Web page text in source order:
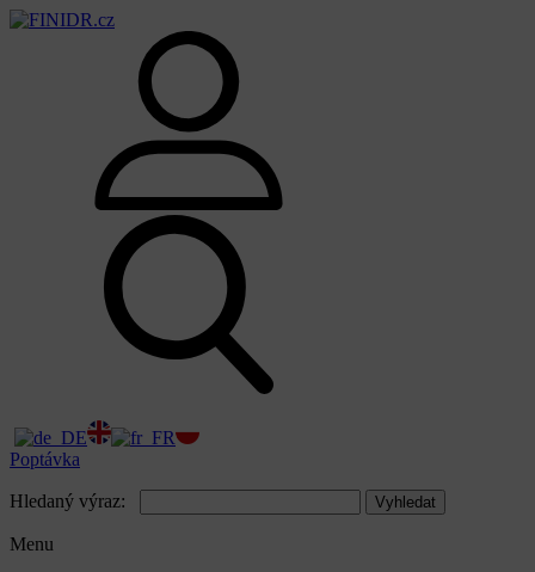
Poptávka
Hledaný výraz: Vyhledat
Menu